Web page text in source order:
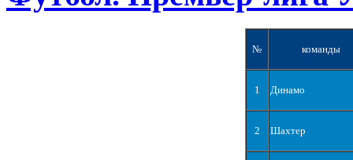
№ команды
1 Динамо
2 Шахтер